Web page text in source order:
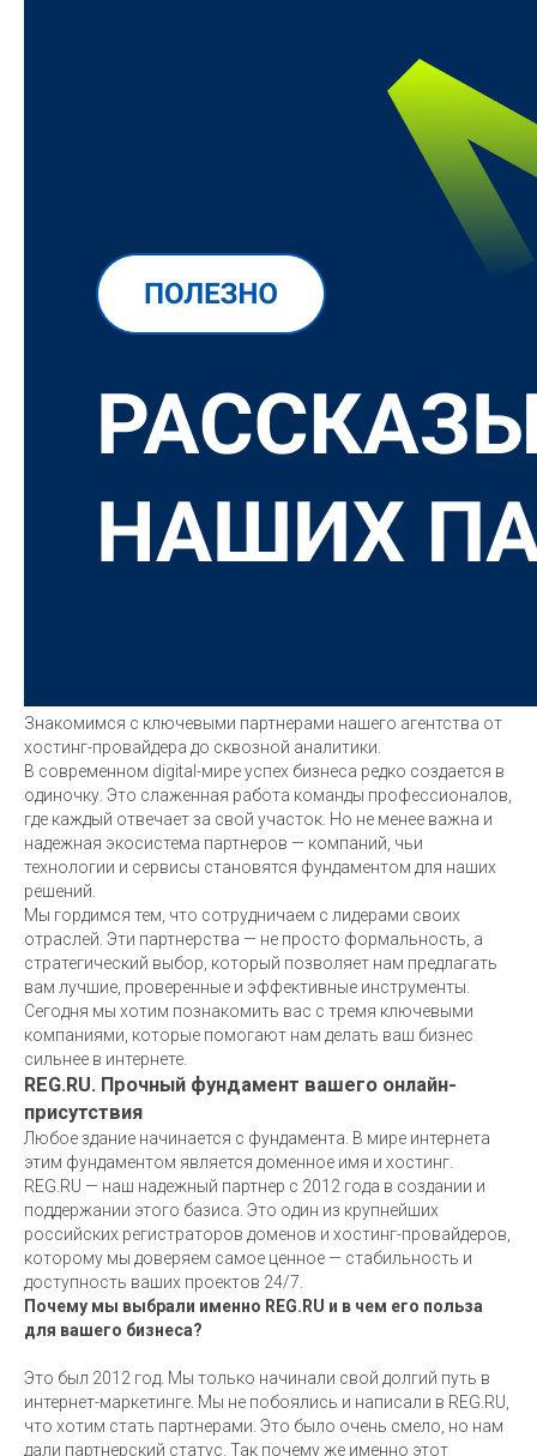
Знакомимся с ключевыми партнерами нашего агентства от
хостинг-провайдера до сквозной аналитики.
В современном digital-мире успех бизнеса редко создается в
одиночку. Это слаженная работа команды профессионалов,
где каждый отвечает за свой участок. Но не менее важна и
надежная экосистема партнеров — компаний, чьи
технологии и сервисы становятся фундаментом для наших
решений.
Мы гордимся тем, что сотрудничаем с лидерами своих
отраслей. Эти партнерства — не просто формальность, а
стратегический выбор, который позволяет нам предлагать
вам лучшие, проверенные и эффективные инструменты.
Сегодня мы хотим познакомить вас с тремя ключевыми
компаниями, которые помогают нам делать ваш бизнес
сильнее в интернете.
REG.RU. Прочный фундамент вашего онлайн-
присутствия
Любое здание начинается с фундамента. В мире интернета
этим фундаментом является доменное имя и хостинг.
REG.RU — наш надежный партнер с 2012 года в создании и
поддержании этого базиса. Это один из крупнейших
российских регистраторов доменов и хостинг-провайдеров,
которому мы доверяем самое ценное — стабильность и
доступность ваших проектов 24/7.
Почему мы выбрали именно REG.RU и в чем его польза
для вашего бизнеса?
Это был 2012 год. Мы только начинали свой долгий путь в
интернет-маркетинге. Мы не побоялись и написали в REG.RU,
что хотим стать партнерами. Это было очень смело, но нам
дали партнерский статус. Так почему же именно этот